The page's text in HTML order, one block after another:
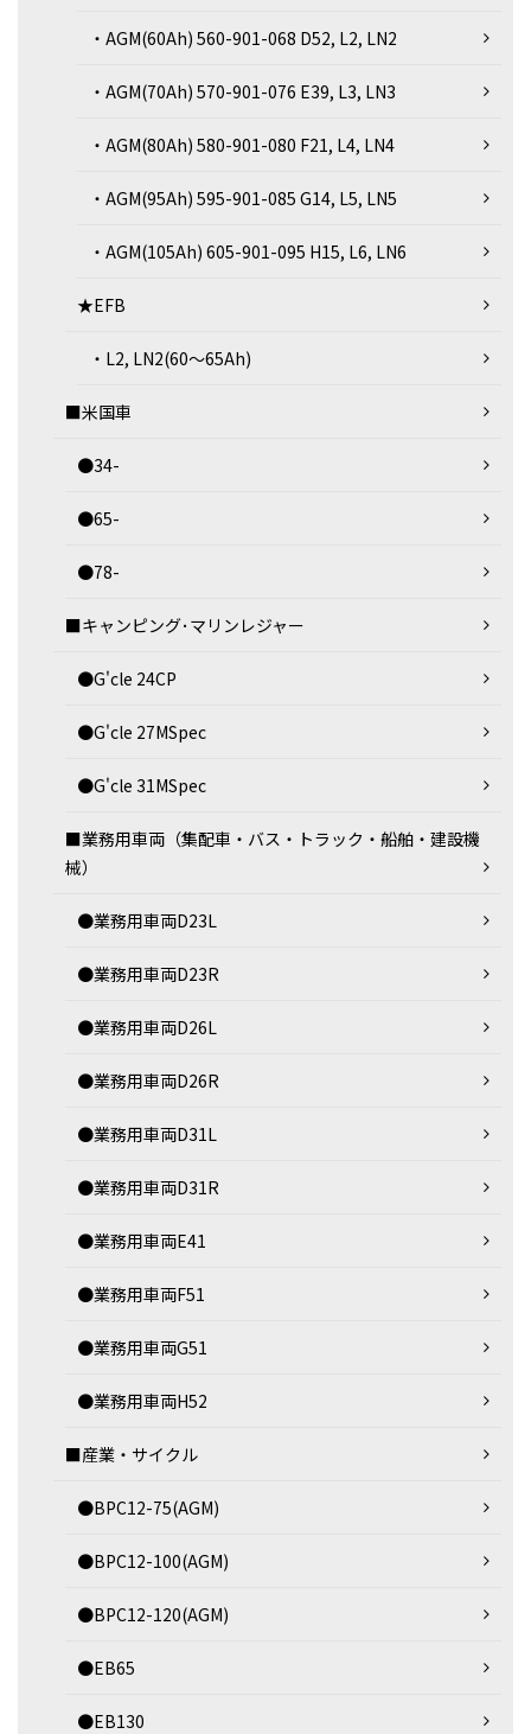
・AGM(60Ah) 560-901-068 D52, L2, LN2
・AGM(70Ah) 570-901-076 E39, L3, LN3
・AGM(80Ah) 580-901-080 F21, L4, LN4
・AGM(95Ah) 595-901-085 G14, L5, LN5
・AGM(105Ah) 605-901-095 H15, L6, LN6
★EFB
・L2, LN2(60～65Ah)
■米国車
●34-
●65-
●78-
■キャンピング･マリンレジャー
●G'cle 24CP
●G'cle 27MSpec
●G'cle 31MSpec
■業務用車両（集配車・バス・トラック・船舶・建設機
械）
●業務用車両D23L
●業務用車両D23R
●業務用車両D26L
●業務用車両D26R
●業務用車両D31L
●業務用車両D31R
●業務用車両E41
●業務用車両F51
●業務用車両G51
●業務用車両H52
■産業・サイクル
●BPC12-75(AGM)
●BPC12-100(AGM)
●BPC12-120(AGM)
●EB65
●EB130